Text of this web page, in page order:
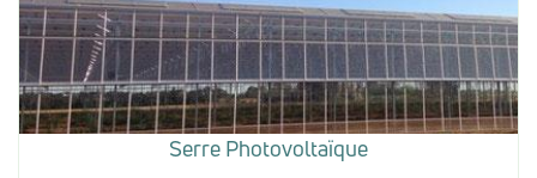
Serre Photovoltaïque